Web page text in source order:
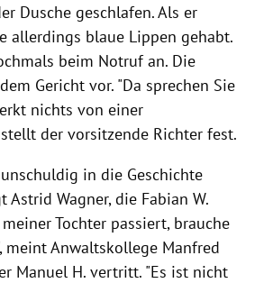
Dusche geschlafen. Als er
allerdings blaue Lippen gehabt.
beim Notruf an. Die
Gericht vor. "Da sprechen Sie
nichts von einer
der vorsitzende Richter fest.
in die Geschichte
Astrid Wagner, die Fabian W.
Tochter passiert, brauche
meint Anwaltskollege Manfred
Manuel H. vertritt. "Es ist nicht